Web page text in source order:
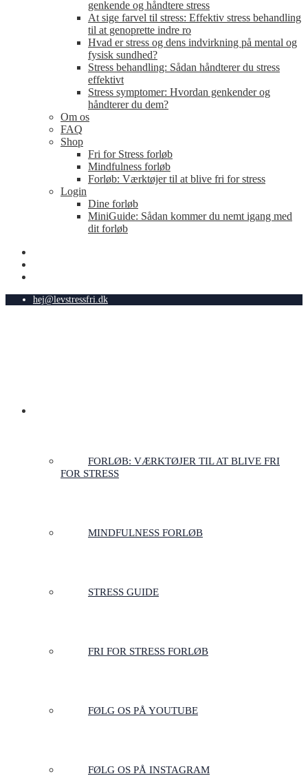
genkende og håndtere stress
At sige farvel til stress: Effektiv stress behandling
til at genoprette indre ro
Hvad er stress og dens indvirkning på mental og
fysisk sundhed?
Stress behandling: Sådan håndterer du stress
effektivt
Stress symptomer: Hvordan genkender og
håndterer du dem?
Om os
FAQ
Shop
Fri for Stress forløb
Mindfulness forløb
Forløb: Værktøjer til at blive fri for stress
Login
Dine forløb
MiniGuide: Sådan kommer du nemt igang med
dit forløb
hej@levstressfri.dk
FORLØB: VÆRKTØJER TIL AT BLIVE FRI
FOR STRESS
MINDFULNESS FORLØB
STRESS GUIDE
FRI FOR STRESS FORLØB
FØLG OS PÅ YOUTUBE
FØLG OS PÅ INSTAGRAM